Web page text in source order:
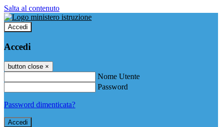
Salta al contenuto
Accedi
Accedi
button close ×
Nome Utente
Password
Password dimenticata?